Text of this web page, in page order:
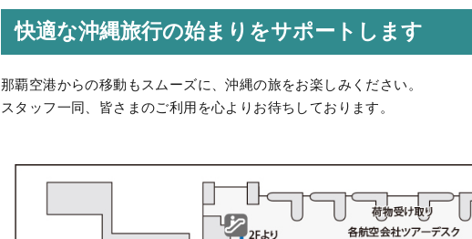
快適な沖縄旅行の始まりをサポートします
那覇空港からの移動もスムーズに、沖縄の旅をお楽しみください。
スタッフ一同、皆さまのご利用を心よりお待ちしております。